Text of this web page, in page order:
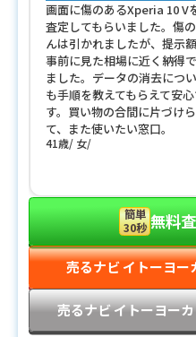
画面に傷のあるXperia 10 V
査定してもらいました。傷
んは引かれましたが、提示
事前に見た相場に近く納得
ました。データの消去につ
も手順を教えてもらえて安
す。買い物の合間に片づけ
て、また使いたい窓口。
41歳 女
簡単
30秒 無料
売るナビ イトーヨー
売るナビ イトーヨー